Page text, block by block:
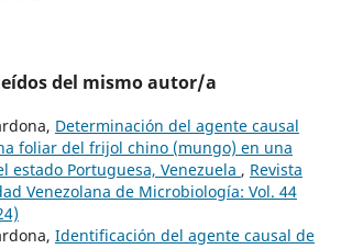
del mismo autor/a
Determinación del agente causal
foliar del frijol chino (mungo) en una
estado Portuguesa, Venezuela , Revista
Venezolana de Microbiología: Vol. 44
Identificación del agente causal de